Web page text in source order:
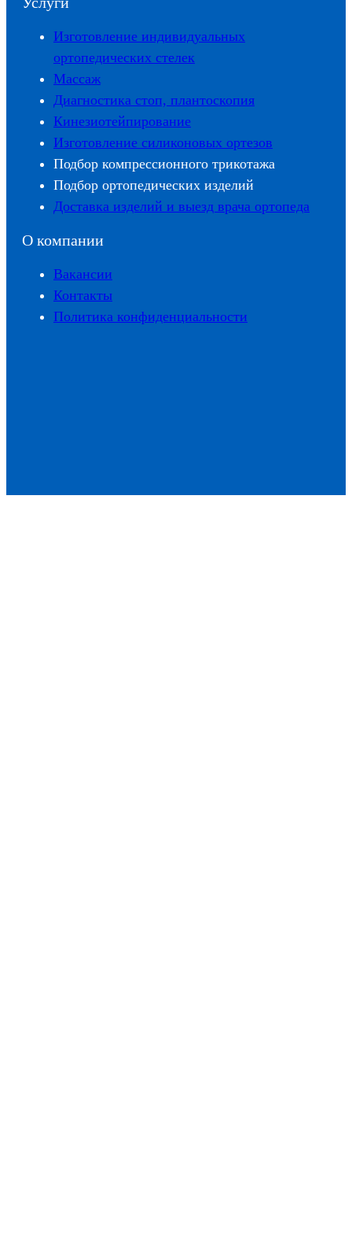
Изготовление индивидуальных
ортопедических стелек
Массаж
Диагностика стоп, плантоскопия
Кинезиотейпирование
Изготовление силиконовых ортезов
Подбор компрессионного трикотажа
Подбор ортопедических изделий
Доставка изделий и выезд врача ортопеда
О компании
Вакансии
Контакты
Политика конфиденциальности